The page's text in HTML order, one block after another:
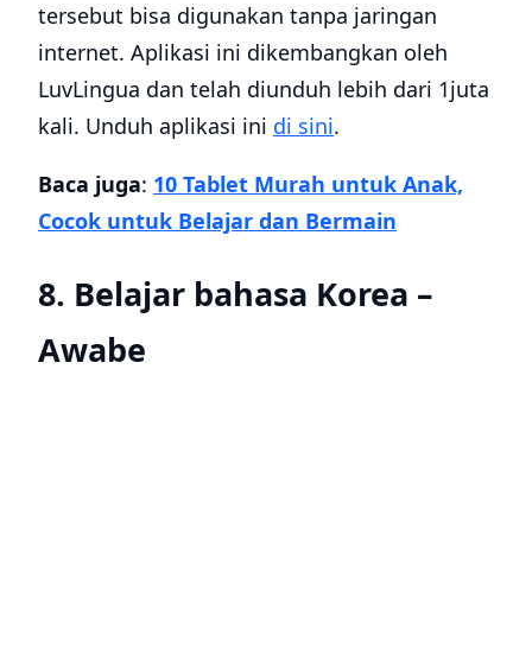
tersebut bisa digunakan tanpa jaringan
internet. Aplikasi ini dikembangkan oleh
LuvLingua dan telah diunduh lebih dari 1juta
kali. Unduh aplikasi ini di sini.
Baca juga: 10 Tablet Murah untuk Anak,
Cocok untuk Belajar dan Bermain
8. Belajar bahasa Korea –
Awabe